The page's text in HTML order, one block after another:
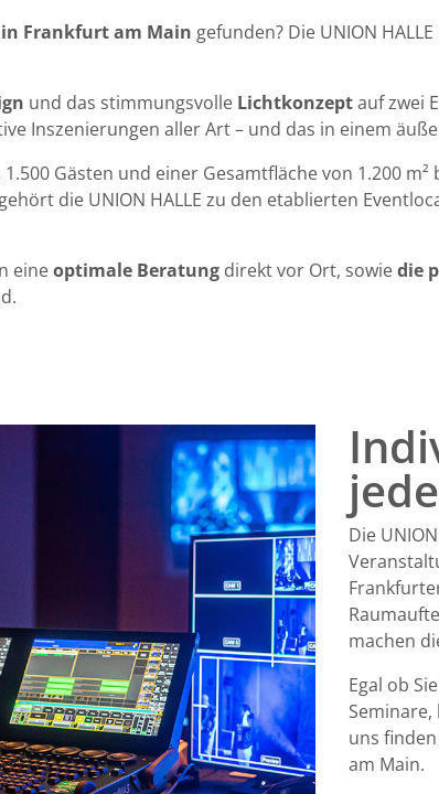
Frankfurt am Main gefunden? Die UNION
und das stimmungsvolle Lichtkonzeptauf zwei
Inszenierungen aller Art– und das in einem
Gästen und einer Gesamtfläche von 1.200 m²
die UNION HALLE zu den etablierten
eineoptimale Beratung direkt vor Ort, sowiedie
Die
machen
Egal ob
uns
am Main.